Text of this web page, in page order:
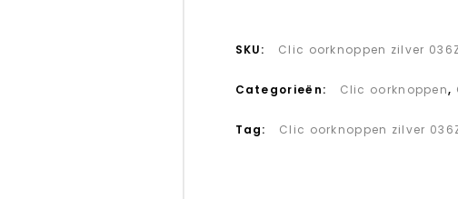
SKU: Clic oorknoppen zilver
Categorieën: Clic oorknoppen,
Tag: Clic oorknoppen zilver